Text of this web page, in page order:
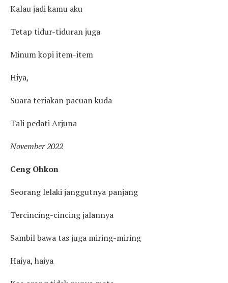
Kalau jadi kamu aku
Tetap tidur-tiduran juga
Minum kopi item-item
Hiya,
Suara teriakan pacuan kuda
Tali pedati Arjuna
November 2022
Ceng Ohkon
Seorang lelaki janggutnya panjang
Tercincing-cincing jalannya
Sambil bawa tas juga miring-miring
Haiya, haiya